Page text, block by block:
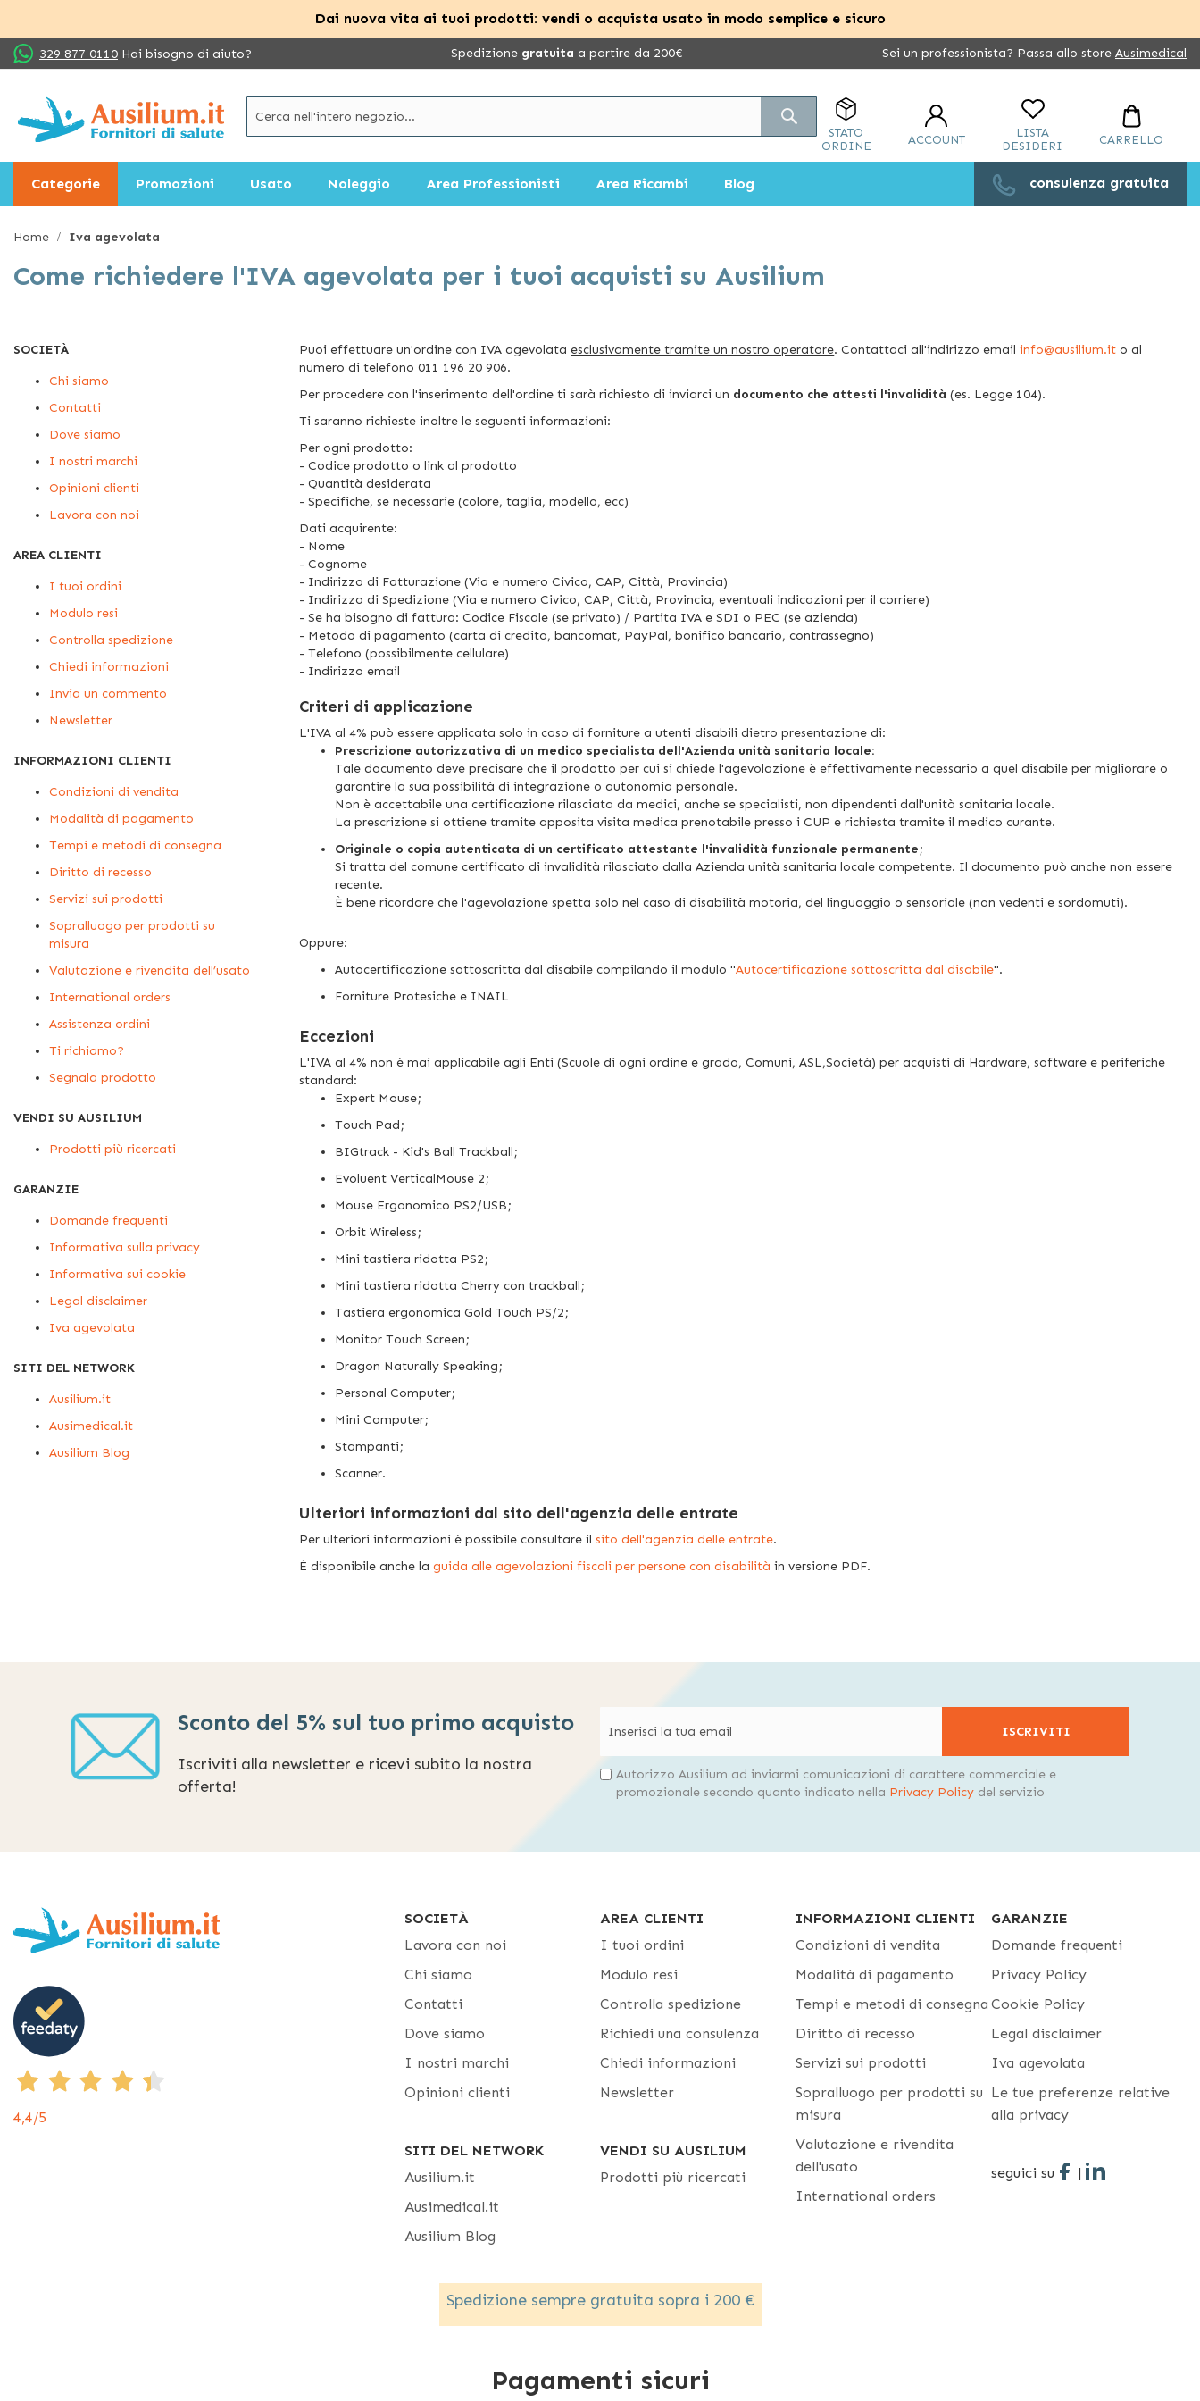
Dai nuova vita ai tuoi prodotti: vendi o acquista usato in modo semplice e sicuro
Salta
al
329 877 0110 Hai bisogno di aiuto? Spedizione gratuita a partire da 200€ Sei un professionista? Passa allo store Ausimedical
STATO
ORDINE
ACCOUNT
LISTA
DESIDERI
CARRELLO
Categorie Promozioni Usato Noleggio Area Professionisti Area Ricambi Blog consulenza gratuita
Home Iva agevolata
Come richiedere l'IVA agevolata per i tuoi acquisti su Ausilium
Puoi effettuare un'ordine con IVA agevolataesclusivamente tramite un nostro operatore. Contattaci all'indirizzo emailinfo@ausilium.it o al
numero di telefono 011 196 20 906.
Per procedere con l'inserimento dell'ordine ti sarà richiesto di inviarci un documento che attesti l'invalidità (es. Legge 104).
Ti saranno richieste inoltre le seguenti informazioni:
Per ogni prodotto:
- Codice prodotto o link al prodotto
- Quantità desiderata
- Specifiche, se necessarie (colore, taglia, modello, ecc)
Dati acquirente:
- Nome
- Cognome
- Indirizzo di Fatturazione (Via e numero Civico, CAP, Città, Provincia)
- Indirizzo di Spedizione (Via e numero Civico, CAP, Città, Provincia, eventuali indicazioni per il corriere)
- Se ha bisogno di fattura: Codice Fiscale (se privato) / Partita IVA e SDI o PEC (se azienda)
- Metodo di pagamento (carta di credito, bancomat, PayPal, bonifico bancario, contrassegno)
- Telefono (possibilmente cellulare)
- Indirizzo email
Criteri di applicazione
L'IVA al 4% può essere applicata solo in caso di forniture a utenti disabili dietro presentazione di:
Prescrizione autorizzativa di un medico specialista dell'Azienda unità sanitaria locale:
Tale documento deve precisare che il prodotto per cui si chiede l'agevolazione è effettivamente necessario a quel disabile per migliorare o
garantire la sua possibilità di integrazione o autonomia personale.
Non è accettabile una certificazione rilasciata da medici, anche se specialisti, non dipendenti dall'unità sanitaria locale.
La prescrizione si ottiene tramite apposita visita medica prenotabile presso i CUP e richiesta tramite il medico curante.
Originale o copia autenticata di un certificato attestante l'invalidità funzionale permanente;
Si tratta del comune certificato di invalidità rilasciato dalla Azienda unità sanitaria locale competente. Il documento può anche non essere
recente.
È bene ricordare che l'agevolazione spetta solo nel caso di disabilità motoria, del linguaggio o sensoriale (non vedenti e sordomuti).
Oppure:
Autocertificazione sottoscritta dal disabile compilando il modulo "Autocertificazione sottoscritta dal disabile".
Forniture Protesiche e INAIL
Eccezioni
L'IVA al 4% non è mai applicabile agli Enti (Scuole di ogni ordine e grado, Comuni, ASL,Società) per acquisti di Hardware, software e periferiche
standard:
Expert Mouse;
Touch Pad;
BIGtrack - Kid's Ball Trackball;
Evoluent VerticalMouse 2;
Mouse Ergonomico PS2/USB;
Orbit Wireless;
Mini tastiera ridotta PS2;
Mini tastiera ridotta Cherry con trackball;
Tastiera ergonomica Gold Touch PS/2;
Monitor Touch Screen;
Dragon Naturally Speaking;
Personal Computer;
Mini Computer;
Stampanti;
Scanner.
Ulteriori informazioni dal sito dell'agenzia delle entrate
Per ulteriori informazioni è possibile consultare ilsito dell'agenzia delle entrate.
È disponibile anche laguida alle agevolazioni fiscali per persone con disabilità in versione PDF.
SOCIETÀ
Chi siamo
Contatti
Dove siamo
I nostri marchi
Opinioni clienti
Lavora con noi
AREA CLIENTI
I tuoi ordini
Modulo resi
Controlla spedizione
Chiedi informazioni
Invia un commento
Newsletter
INFORMAZIONI CLIENTI
Condizioni di vendita
Modalità di pagamento
Tempi e metodi di consegna
Diritto di recesso
Servizi sui prodotti
Sopralluogo per prodotti su
misura
Valutazione e rivendita dell’usato
International orders
Assistenza ordini
Ti richiamo?
Segnala prodotto
VENDI SU AUSILIUM
Prodotti più ricercati
GARANZIE
Domande frequenti
Informativa sulla privacy
Informativa sui cookie
Legal disclaimer
Iva agevolata
SITI DEL NETWORK
Ausilium.it
Ausimedical.it
Ausilium Blog
Sconto del 5% sul tuo primo acquisto
Iscriviti alla newsletter e ricevi subito la nostra
offerta!
ISCRIVITI
Autorizzo Ausilium ad inviarmi comunicazioni di carattere commerciale e
promozionale secondo quanto indicato nella Privacy Policy del servizio
4,4/5
SOCIETÀ
Lavora con noi
Chi siamo
Contatti
Dove siamo
I nostri marchi
Opinioni clienti
SITI DEL NETWORK
Ausilium.it
Ausimedical.it
Ausilium Blog
AREA CLIENTI
I tuoi ordini
Modulo resi
Controlla spedizione
Richiedi una consulenza
Chiedi informazioni
Newsletter
VENDI SU AUSILIUM
Prodotti più ricercati
INFORMAZIONI CLIENTI
Condizioni di vendita
Modalità di pagamento
Tempi e metodi di consegna
Diritto di recesso
Servizi sui prodotti
Sopralluogo per prodotti su
misura
Valutazione e rivendita
dell'usato
International orders
GARANZIE
Domande frequenti
Privacy Policy
Cookie Policy
Legal disclaimer
Iva agevolata
Le tue preferenze relative
alla privacy
seguici su |
Spedizione sempre gratuita sopra i 200 €
Pagamenti sicuri